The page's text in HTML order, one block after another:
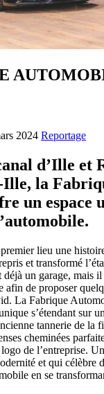
2024 Reportage
d’Ille et
la
un espace
lieu une
et transformé
un garage, mais
afin de proposer
La Fabrique
s’étendant sur
tannerie de la
cheminées
de l’entreprise.
et qui célèbre
en se